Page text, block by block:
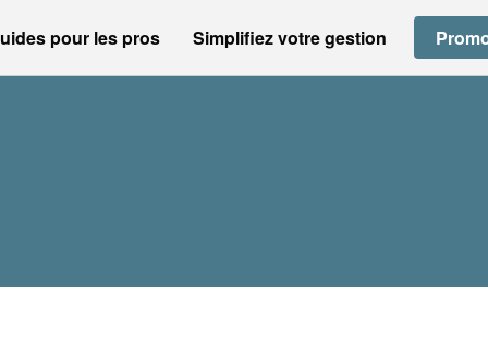
pour les pros Simplifiez votre gestion